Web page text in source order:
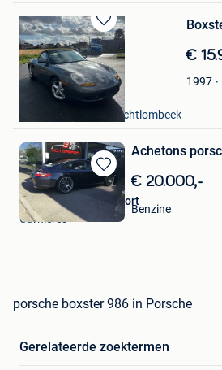
Bewaren
in
Mijn
Favorieten
€
1997
Liedekerke +Deel Borchtlombeek
Bewaren
in
Favorieten
Achetons
€ 20.000,-
Benzine
neufoneonemotorsport
Carnieres
porsche boxster 986 in Porsche
Gerelateerde zoektermen